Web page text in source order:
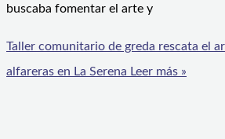
buscaba fomentar el arte y
Taller comunitario de greda rescata el
alfareras en La Serena Leer más »